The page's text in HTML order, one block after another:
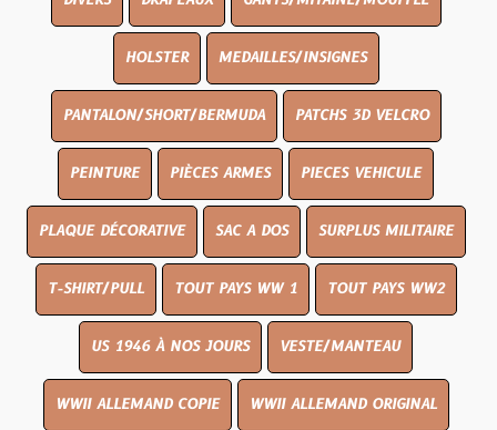
HOLSTER MEDAILLES/INSIGNES
PANTALON/SHORT/BERMUDA PATCHS 3D VELCRO
PEINTURE PIÈCES ARMES PIECES VEHICULE
PLAQUE DÉCORATIVE SAC A DOS SURPLUS MILITAIRE
T-SHIRT/PULL TOUT PAYS WW 1 TOUT PAYS WW2
US 1946 À NOS JOURS VESTE/MANTEAU
WWII ALLEMAND COPIE WWII ALLEMAND ORIGINAL